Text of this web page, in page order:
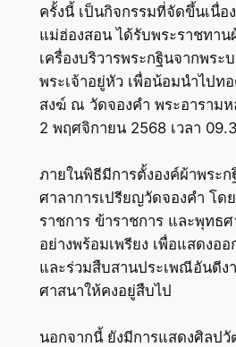
ครั้งนี้ เป็นกิจกรรมที่จัดขึ้นเนื่อ
แม่ฮ่องสอน ได้รับพระราชทาน
เครื่องบริวารพระกฐินจากพระ
พระเจ้าอยู่หัว เพื่อน้อมนำไปท
สงฆ์ ณ วัดจองคำ พระอาราม
2 พฤศจิกายน 2568 เวลา
ภายในพิธีมีการตั้งองค์ผ้าพระ
ศาลาการเปรียญวัดจองคำ โด
ราชการ ข้าราชการ และพุทธ
อย่างพร้อมเพรียง เพื่อแสดงอ
และร่วมสืบสานประเพณีอันดีง
ศาสนาให้คงอยู่สืบไป
นอกจากนี้ ยังมีการแสดงศิลป